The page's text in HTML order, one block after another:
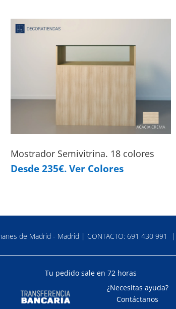
Mostrador Semivitrina. 18 colores
Desde 235€. Ver Colores
de Madrid - Madrid | CONTACTO: 691 430 991 |
Tu pedido sale en 72 horas
¿Necesitas ayuda?
Contáctanos